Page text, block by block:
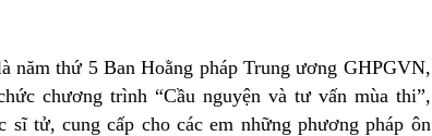
năm thứ 5 Ban Hoằng pháp Trung ương GHPGVN,
chương trình “Cầu nguyện và tư vấn mùa thi”,
sĩ tử, cung cấp cho các em những phương pháp ôn